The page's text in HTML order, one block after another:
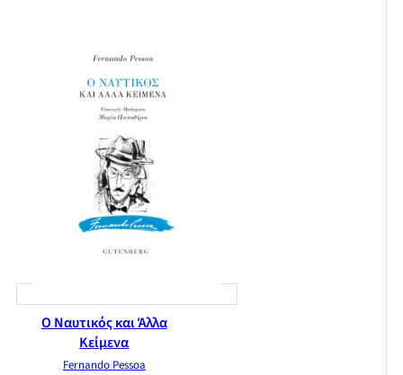
Ο Ναυτικός και Άλλα
Κείμενα
Fernando Pessoa